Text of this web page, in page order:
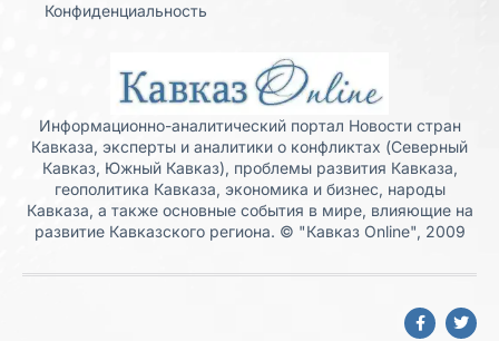
Конфиденциальность
Информационно-аналитический портал Новости стран
Кавказа, эксперты и аналитики о конфликтах (Северный
Кавказ, Южный Кавказ), проблемы развития Кавказа,
геополитика Кавказа, экономика и бизнес, народы
Кавказа, а также основные события в мире, влияющие на
развитие Кавказского региона. © "Кавказ Online", 2009